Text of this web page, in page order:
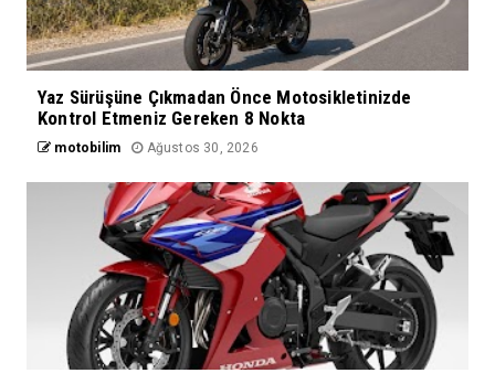
Yaz Sürüşüne Çıkmadan Önce Motosikletinizde
Kontrol Etmeniz Gereken 8 Nokta
motobilim Ağustos 30, 2026